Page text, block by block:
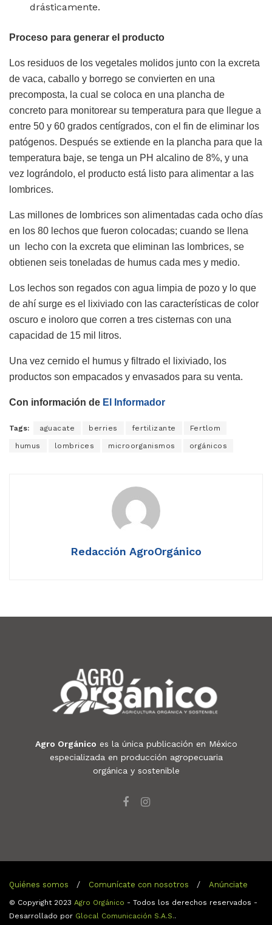
drásticamente.
Proceso para generar el producto
Los residuos de los vegetales molidos junto con la excreta
de vaca, caballo y borrego se convierten en una
precomposta, la cual se coloca en una plancha de
concreto para monitorear su temperatura para que llegue a
entre 50 y 60 grados centígrados, con el fin de eliminar los
patógenos. Después se extiende en la plancha para que la
temperatura baje, se tenga un PH alcalino de 8%, y una
vez lográndolo, el producto está listo para alimentar a las
lombrices.
Las millones de lombrices son alimentadas cada ocho días
en los 80 lechos que fueron colocadas; cuando se llena
un lecho con la excreta que eliminan las lombrices, se
obtienen seis toneladas de humus cada mes y medio.
Los lechos son regados con agua limpia de pozo y lo que
de ahí surge es el lixiviado con las características de color
oscuro e inoloro que corren a tres cisternas con una
capacidad de 15 mil litros.
Una vez cernido el humus y filtrado el lixiviado, los
productos son empacados y envasados para su venta.
Con información de El Informador
Tags: aguacate berries fertilizante Fertlom
humus lombrices microorganismos orgánicos
Redacción AgroOrgánico
Agro Orgánico es la única publicación en México
especializada en producción agropecuaria
orgánica y sostenible
Quiénes somos Comunícate con nosotros Anúnciate
© Copyright 2023 Agro Orgánico - Todos los derechos reservados -
Desarrollado por Glocal Comunicación S.A.S..